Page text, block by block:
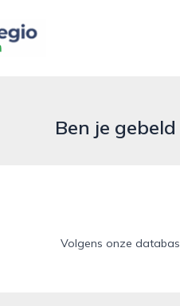
Ben je
Volgens onze